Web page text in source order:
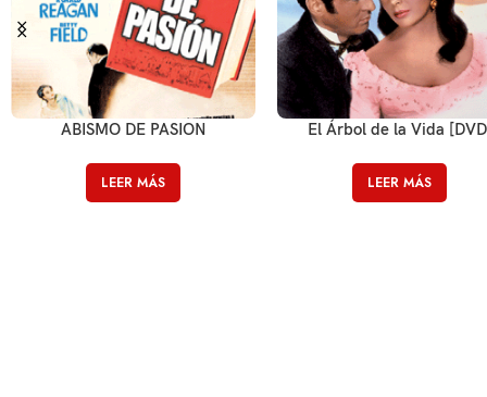
ABISMO DE PASION
LEER MÁS
El Árbol de la Vida
LEER MÁS